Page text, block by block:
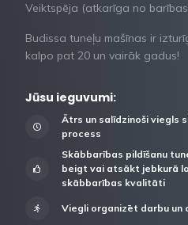
Veiktspēja (atkarīga no
Budissa tuneļu mašīnas ir
kalpo pat 20 un vairāk gadus!
Jūsu ieguvumi:
Ātrs un salīdzinoši viegls
process
Skābbarības pildīšanu
beigt vai atsākt jebkurā
skābbarības kvalitāti
Viegli organizēt darbu un